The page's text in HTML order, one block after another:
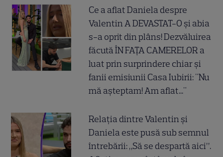
Ce a aflat Daniela despre
Valentin A DEVASTAT-O și abia
s-a oprit din plâns! Dezvăluirea
făcută ÎN FAȚA CAMERELOR a
luat prin surprindere chiar și
fanii emisiunii Casa Iubirii: "Nu
mă așteptam! Am aflat..."
Relația dintre Valentin și
Daniela este pusă sub semnul
întrebării: „Să se despartă aici”.